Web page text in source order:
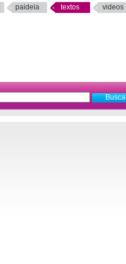
paideia textos videos